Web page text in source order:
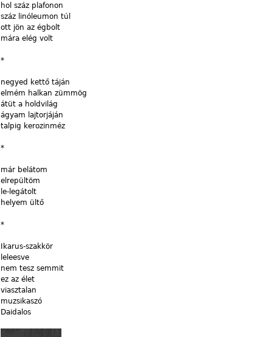
hol száz plafonon
száz linóleumon túl
ott jön az égbolt
mára elég volt
*
negyed kettő táján
elmém halkan zümmög
átüt a holdvilág
ágyam lajtorjáján
talpig kerozinméz
*
már belátom
elrepültöm
le-legátolt
helyem ültő
*
Ikarus-szakkör
leleesve
nem tesz semmit
ez az élet
viasztalan
muzsikaszó
Daidalos